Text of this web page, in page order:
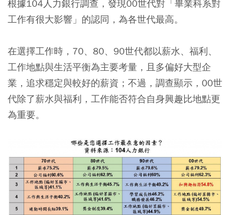
根據104人力銀行調查，發現00世代對「畢業科系對
工作有很大影響」的認同，為各世代最高。
在選擇工作時，70、80、90世代都以薪水、福利、
工作地點與生活平衡為主要考量，且多偏好大型企
業，追求穩定與較好的薪資；不過，調查顯示，00世
代除了薪水與福利，工作能否符合自身興趣比地點更
為重要。